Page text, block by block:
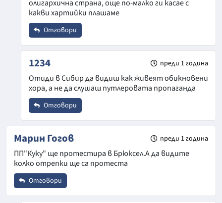
Коментар*
олигархична страна, още по-малко ги касае с
какви хартийки плашаме
Отговори
Email
Коментар
1234 преди 1 година
Отиди в Сибир да видиш как живеят обикновени
хора, а не да слушаш путлеровата пропаганда
Отговори
Email
Марин Гогов преди 1 година
ПП"Куку" ще протестира в Брюксел.А да видите
колко отрепки ще са протеста
Отговори